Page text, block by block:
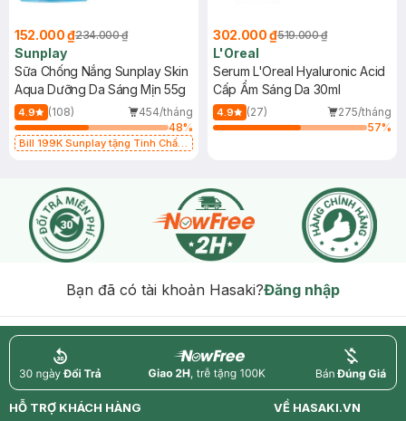
152.000 ₫234.000 ₫
Sunplay
Sữa Chống Nắng Sunplay Skin
Aqua Dưỡng Da Sáng Mịn 55g
4.9 (108)
454/tháng
48%
Bill 199K Sunplay tặng Tinh Chất
302.000 ₫519.000 ₫
L'Oreal
Serum L'Oreal Hyaluronic Acid
Cấp Ẩm Sáng Da 30ml
4.9 (27)
275/tháng
57%
Bạn đã có tài khoản Hasaki?Đăng nhập
return nowfree price
HỖ TRỢ KHÁCH HÀNG
VỀ HASAKI.VN